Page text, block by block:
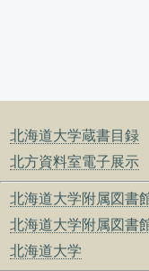
北海道大学蔵書目録
北方資料室電子展示
北海道大学附属図書
北海道大学附属図書
北海道大学